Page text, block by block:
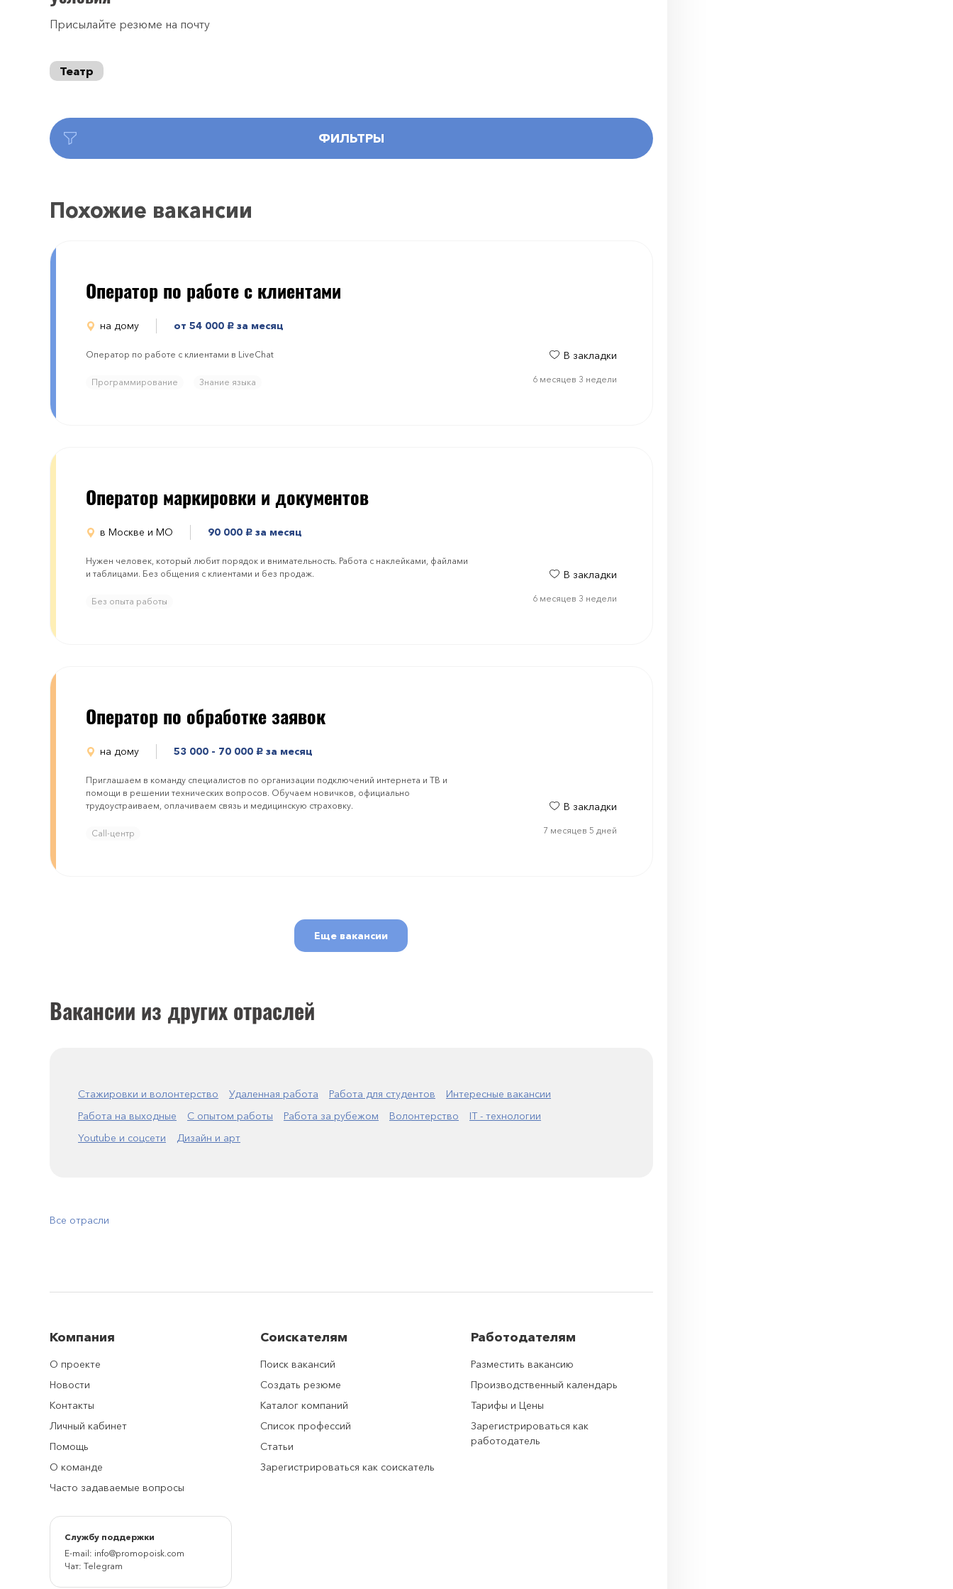
Присылайте резюме на почту
Театр
ФИЛЬТРЫ
Похожие вакансии
Оператор по работе с клиентами
на дому от 54 000 руб. за месяц
Оператор по работе с клиентами в LiveChat
Программирование Знание языка
В закладки
6 месяцев 3 недели
Оператор маркировки и документов
в Москве и МО 90 000 руб. за месяц
Нужен человек, который любит порядок и внимательность. Работа с наклейками, файлами
и таблицами. Без общения с клиентами и без продаж.
Без опыта работы
В закладки
6 месяцев 3 недели
Оператор по обработке заявок
на дому 53 000 - 70 000 руб. за месяц
Приглашаем в команду специалистов по организации подключений интернета и ТВ и
помощи в решении технических вопросов. Обучаем новичков, официально
трудоустраиваем, оплачиваем связь и медицинскую страховку.
Call-центр
В закладки
7 месяцев 5 дней
Еще вакансии
Вакансии из других отраслей
Стажировки и волонтерство Удаленная работа Работа для студентов
Интересные вакансии
Работа на выходные
С опытом работы Работа за рубежом Волонтерство
IT - технологии
Youtube и соцсети
Дизайн и арт
Все отрасли
Компания
О проекте
Новости
Контакты
Личный кабинет
Помощь
О команде
Часто задаваемые вопросы
Cлужбу поддержки
E-mail: info@promopoisk.com
Чат: Telegram
Соискателям
Поиск вакансий
Создать резюме
Каталог компаний
Список профессий
Статьи
Зарегистрироваться как соискатель
Работодателям
Разместить вакансию
Производственный календарь
Тарифы и Цены
Зарегистрироваться как
работодатель